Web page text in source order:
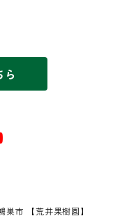
ら
市 【荒井果樹園】